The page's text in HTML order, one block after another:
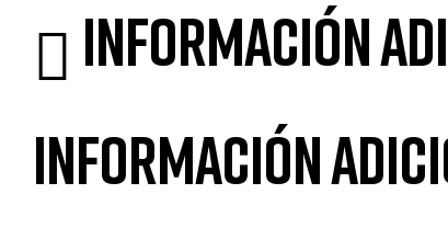
Información
Información